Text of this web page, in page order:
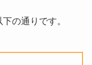
の通りです。